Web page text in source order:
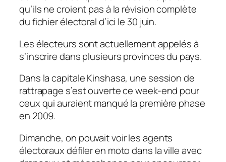
qu’ils ne croient pas à la révision complète
du fichier électoral d’ici le 30 juin.
Les électeurs sont actuellement appelés à
s’inscrire dans plusieurs provinces du pays.
Dans la capitale Kinshasa, une session de
rattrapage s’est ouverte ce week-end pour
ceux qui auraient manqué la première phase
en 2009.
Dimanche, on pouvait voir les agents
électoraux défiler en moto dans la ville avec